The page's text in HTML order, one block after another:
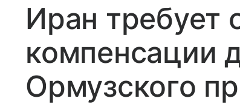
Иран
компенсации
Ормузского